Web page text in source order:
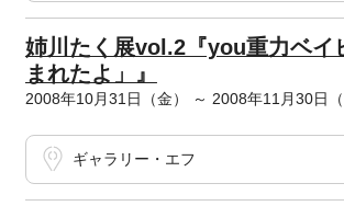
姉川たく展vol.2『you重力ベイ
まれたよ」』
2008年10月31日（金） ～ 2008年11月30日（
ギャラリー・エフ